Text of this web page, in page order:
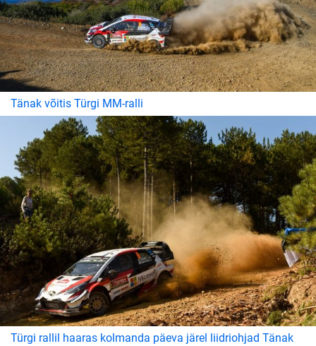
Tänak võitis Türgi MM-ralli
Türgi rallil haaras kolmanda päeva järel liidriohjad Tänak